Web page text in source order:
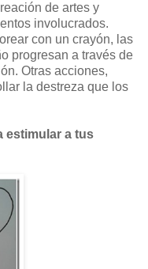
de artes y
involucrados.
con un crayón, las
progresan a través de
Otras acciones,
la destreza que los
estimular a tus